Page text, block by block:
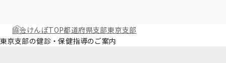
協会けんぽTOP都道府県支部東京支部
東京支部の健診・保健指導のご案内